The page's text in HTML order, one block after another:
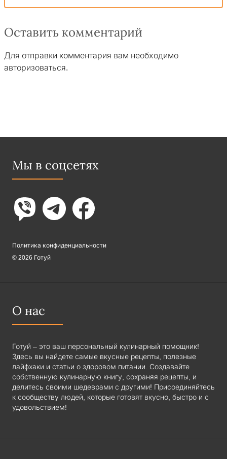
Оставить комментарий
Для отправки комментария вам необходимо
авторизоваться.
Мы в соцсетях
Политика конфиденциальности
© 2026 Готуй
О нас
Готуй – это ваш персональный кулинарный помощник!
Здесь вы найдете самые вкусные рецепты, полезные
лайфхаки и статьи о здоровом питании. Создавайте
собственную кулинарную книгу, сохраняя рецепты, и
делитесь своими шедеврами с другими! Присоединяйтесь
к сообществу людей, которые готовят вкусно, быстро и с
удовольствием!